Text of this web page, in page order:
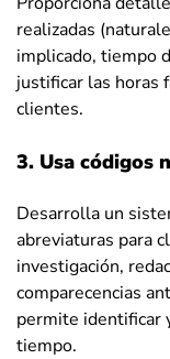
realizadas
implicado, tiempo
justificar las horas
clientes.
3. Usa códigos
Desarrolla un
abreviaturas para
investigación,
comparecencias
permite identificar
tiempo.